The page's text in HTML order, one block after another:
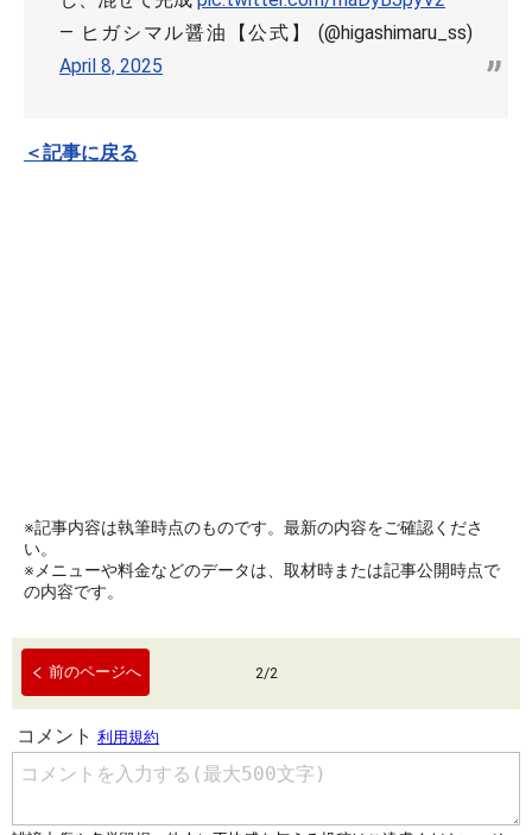
— ヒガシマル醤油【公式】 (@higashimaru_ss)
April 8, 2025
＜記事に戻る
※記事内容は執筆時点のものです。最新の内容をご確認くださ
い。
※メニューや料金などのデータは、取材時または記事公開時点で
の内容です。
前のページへ 2/2